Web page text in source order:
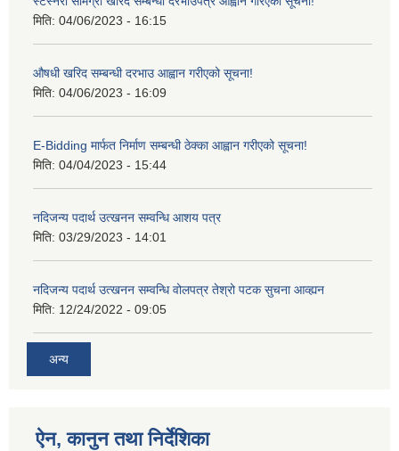
मिति: 04/06/2023 - 16:15
औषधी खरिद सम्बन्धी दरभाउ आह्वान गरीएको सूचना!
मिति: 04/06/2023 - 16:09
E-Bidding मार्फत निर्माण सम्बन्धी ठेक्का आह्वान गरीएको सूचना!
मिति: 04/04/2023 - 15:44
नदिजन्य पदार्थ उत्खनन सम्वन्धि आशय पत्र
मिति: 03/29/2023 - 14:01
नदिजन्य पदार्थ उत्खनन सम्वन्धि वोलपत्र तेश्रो पटक सुचना आव्ह्यन
मिति: 12/24/2022 - 09:05
अन्य
ऐन, कानुन तथा निर्देशिका